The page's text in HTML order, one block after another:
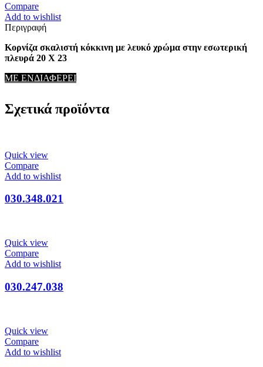
Compare
Add to wishlist
Περιγραφή
Κορνίζα σκαλιστή κόκκινη με λευκό χρώμα στην εσωτερική
πλευρά 20 Χ 23
ΜΕ ΕΝΔΙΑΦΕΡΕΙ
Σχετικά προϊόντα
Quick view
Compare
Add to wishlist
030.348.021
Quick view
Compare
Add to wishlist
030.247.038
Quick view
Compare
Add to wishlist